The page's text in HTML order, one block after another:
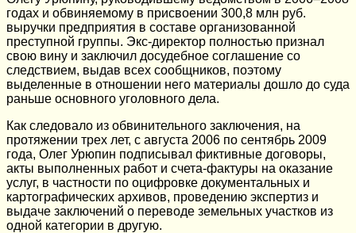
годах и обвиняемому в присвоении 300,8 млн руб.
выручки предприятия в составе организованной
преступной группы. Экс-директор полностью признал
свою вину и заключил досудебное соглашение со
следствием, выдав всех сообщников, поэтому
выделенные в отношении него материалы дошло до суда
раньше основного уголовного дела.
Как следовало из обвинительного заключения, на
протяжении трех лет, с августа 2006 по сентябрь 2009
года, Олег Урюпин подписывал фиктивные договоры,
акты выполненных работ и счета-фактуры на оказание
услуг, в частности по оцифровке документальных и
картографических архивов, проведению экспертиз и
выдаче заключений о переводе земельных участков из
одной категории в другую.